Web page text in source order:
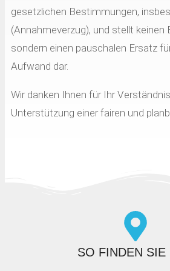
gesetzlichen Bestimmungen,
(Annahmeverzug), und stellt keinen
sondern einen pauschalen Ersatz
Aufwand dar.
Wir danken Ihnen für Ihr
Unterstützung einer fairen und
SO FINDEN SIE